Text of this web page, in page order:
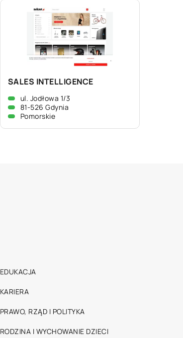
SALES INTELLIGENCE
ul. Jodłowa 1/3
81-526 Gdynia
Pomorskie
EDUKACJA
KARIERA
PRAWO, RZĄD I POLITYKA
RODZINA I WYCHOWANIE DZIECI